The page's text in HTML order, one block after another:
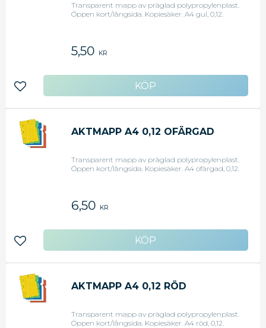
Transparent mapp av präglad polypropylenplast.
Öppen kort/långsida. Kopiesäker. A4 gul, 0,12.
5,50 KR
Lägg till i favoriter
AKTMAPP A4 0,12 OFÄRGAD
Transparent mapp av präglad polypropylenplast.
Öppen kort/långsida. Kopiesäker. A4 ofärgad, 0,12.
6,50 KR
Lägg till i favoriter
AKTMAPP A4 0,12 RÖD
Transparent mapp av präglad polypropylenplast.
Öppen kort/långsida. Kopiesäker. A4 röd, 0,12.